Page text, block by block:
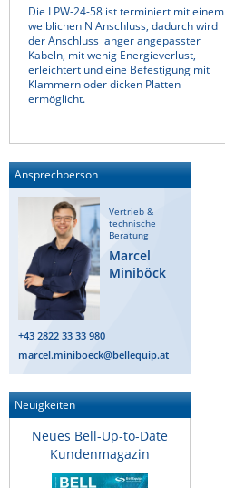
Server Technology
Siretta
SIRIO Antenne
Sunbird
TEKTELIC
Teltonika
Unwired Networks
Vision
WATTECO
Westermo
Yuasa
News zu unseren Herstellern
Die LPW-24-58 ist terminiert mit einem
weiblichen N Anschluss, dadurch wird
der Anschluss langer angepasster
Kabeln, mit wenig Energieverlust,
erleichtert und eine Befestigung mit
Klammern oder dicken Platten
ermöglicht.
Ansprechperson
Vertrieb &
technische
Beratung
Marcel
Miniböck
+43 2822 33 33 980
marcel.miniboeck@bellequip.at
Neuigkeiten
Neues Bell-Up-to-Date
Kundenmagazin